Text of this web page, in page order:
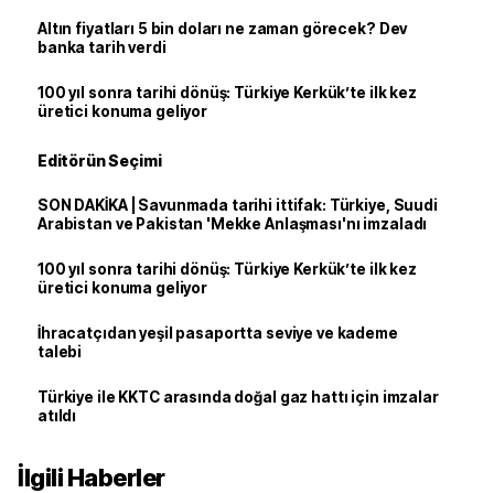
Altın fiyatları 5 bin doları ne zaman görecek? Dev
banka tarih verdi
100 yıl sonra tarihi dönüş: Türkiye Kerkük’te ilk kez
üretici konuma geliyor
Editörün Seçimi
SON DAKİKA | Savunmada tarihi ittifak: Türkiye, Suudi
Arabistan ve Pakistan 'Mekke Anlaşması'nı imzaladı
100 yıl sonra tarihi dönüş: Türkiye Kerkük’te ilk kez
üretici konuma geliyor
İhracatçıdan yeşil pasaportta seviye ve kademe
talebi
Türkiye ile KKTC arasında doğal gaz hattı için imzalar
atıldı
İlgili Haberler